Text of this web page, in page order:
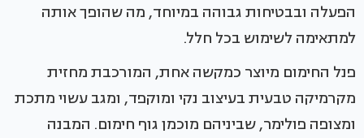
הפעלה ובבטיחות גבוהה במיוחד, מה שהופך אותה
למתאימה לשימוש בכל חלל.
פנל החימום מיוצר כמקשה אחת, המורכבת מחזית
מקרמיקה טבעית בעיצוב נקי ומוקפד, ומגב עשוי מתכת
ומצופה פולימר, שביניהם מוכמן גוף חימום. המבנה